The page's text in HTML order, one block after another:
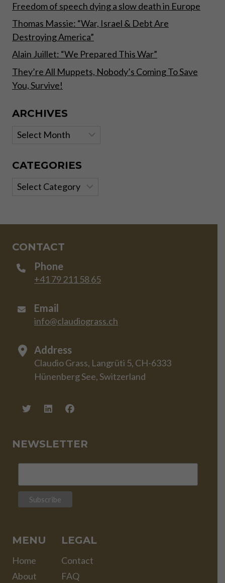
GERMAN/DEUTSCH
Freedom of speech dying a slow death in Europe
Thomas Massie: “War, Israel & Debt Are
Destroying America”
Alain Juillet: “We Prepared This War”
They’re All Muppets, Nobody’s Coming To Save
You, Survive!
ARCHIVES
Archives
CATEGORIES
Categories
CONTACT
Phone
+41 79 211 58 65
Email
info@claudiograss.ch
Address
Claudio Grass, Langrüti 5, CH-6333
Hünenberg See, Switzerland
NEWSLETTER
MENU
Home
About
LEGAL
Contact
FAQ